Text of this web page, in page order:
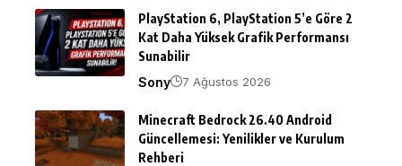
PlayStation 6, PlayStation 5’e Göre 2
Kat Daha Yüksek Grafik Performansı
Sunabilir
Sony
7 Ağustos 2026
Minecraft Bedrock 26.40 Android
Güncellemesi: Yenilikler ve Kurulum
Rehberi